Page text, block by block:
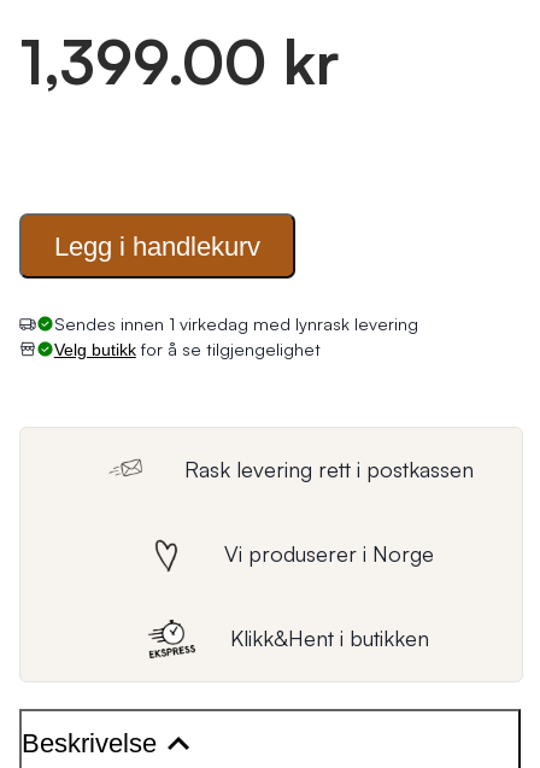
1,399.00 kr
Legg i handlekurv
Sendes innen 1 virkedag med lynrask levering
Velg butikkfor å se tilgjengelighet
Rask levering rett i postkassen
Vi produserer i Norge
Klikk&Hent i butikken
Beskrivelse